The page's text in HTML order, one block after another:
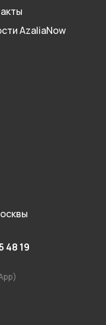
AzaliaNow
48 19